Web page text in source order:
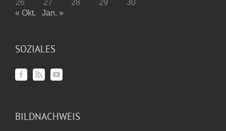
26
27 28 29
30
« Okt.
Jan. »
SOZIALES
BILDNACHWEIS